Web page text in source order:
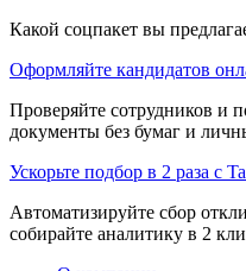
Какой соцпакет вы
Оформляйте кандидатов
Проверяйте сотрудников и
документы без бумаг и
Ускорьте подбор в 2 раза с
Автоматизируйте сбор
собирайте аналитику в 2